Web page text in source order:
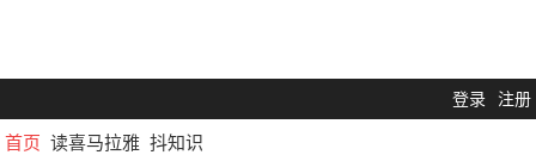
登录 注册
首页 读喜马拉雅 抖知识